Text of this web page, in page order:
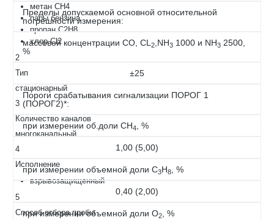
Пределы допускаемой основной относительной
погрешности измерения:
массовой концентрации СО, СL 2 ,NH3 1000 и NH3 2500,
%
±25
Пороги срабатывания сигнализации ПОРОГ 1
(ПОРОГ2)*:
при измерении об.доли СН4 , %
1,00 (5,00)
при измерении объемной доли С3Н8 , %
0,40 (2,00)
при измерении объемной доли O2 , %
метан CH4
пары бензина
пропан C2H8
хлор Cl2
2
Тип
стационарный
3
Количество каналов
многоканальный
4
Исполнение
взрывозащищенный
5
Способ отбора пробы